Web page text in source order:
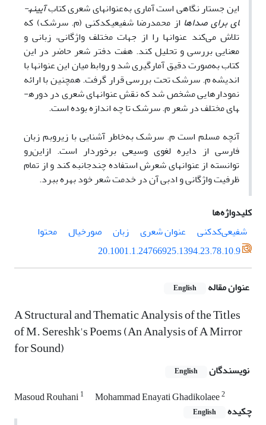
این جستار نگاهی است آماری به‌عنوان­های شعری کتابآیینه­
ای برای صداها از محمدرضا شفیعی­کدکنی (م. سرشک) که
تلاش­ می‌کند عنوان­ها را از جهات مختلف واژگانی، زبانی و
معنایی بررسی و تحلیل کند. هفت دفتر شعر حاضر در این
کتاب به‌صورت دقیق آمارگیری شد و روابط میان این عنوان­ها با
اندیشه م. سرشک تحت بررسی قرار گرفت. همچنین با ارائه
نمودارهایی مشخص شد که نقش عنوان­های شعری در دوره­
های مختلف در شعر م. سرشک تا چه اندازه بوده است.
آنچه مسلم است م. سرشک به‌خاطر آشنایی با زیروبم زبان
فارسی از دایره لغوی وسیعی برخوردار است. ازاین‌رو
توانسته از عنوان­های شعرش استفاده چندجانبه کند و از تمام
ظرفیت واژگانی و ادبی آن در خدمت شعر خود بهره ببرد.
کلیدواژه‌ها
شفیعی‌کدکنی
عنوان شعری زبان صورخیال
محتوا
20.1001.1.24766925.1394.23.78.10.9
عنوان مقاله English
A Structural and Thematic Analysis of the Titles
of M. Sereshk's Poems (An Analysis of A Mirror
for Sound)
نویسندگان English
Masoud Rouhani1 Mohammad Enayati Ghadikolaee2
چکیده English